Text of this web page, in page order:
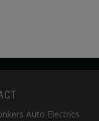
Auto Electrics